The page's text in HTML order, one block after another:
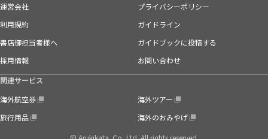
運営会社
プライバシーポリシー
利用規約
ガイドライン
書店御担当者様へ
ガイドブックに投稿する
採用情報
お問い合わせ
関連サービス
海外航空券
海外ツアー
旅行用品
海外のおみやげ